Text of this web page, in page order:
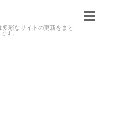
多彩なサイトの更新をまと
す。